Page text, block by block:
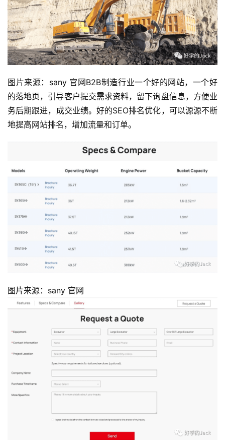
页
推
广
运
营
实
战
分
图片来源：sany 官网B2B制造行业一个好的网站，一个好
的落地页，引导客户提交需求资料，留下询盘信息，方便业
务后期跟进，成交业绩。好的SEO排名优化，可以源源不断
地提高网站排名，增加流量和订单。
图片来源：sany 官网